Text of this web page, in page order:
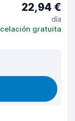
22,94 €
día
gratuita